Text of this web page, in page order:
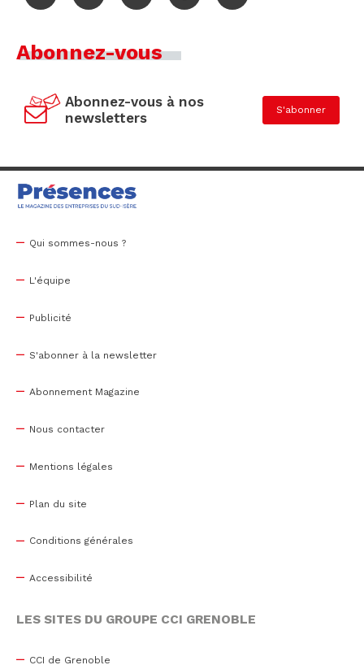
Abonnez-vous
Abonnez-vous à nos
newsletters
S'abonner
Qui sommes-nous ?
L'équipe
Publicité
S'abonner à la newsletter
Abonnement Magazine
Nous contacter
Mentions légales
Plan du site
Conditions générales
Accessibilité
LES SITES DU GROUPE CCI GRENOBLE
CCI de Grenoble